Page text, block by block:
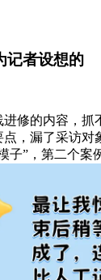
记者设想的​
的内容，抓
，漏了采访
子”，第二个